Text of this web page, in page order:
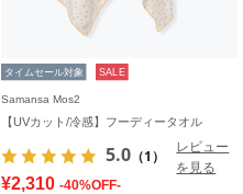
タイムセール対象 SALE
Samansa Mos2
【UVカット/冷感】フーディータオル
5.0 （1）
レビュー
を見る
¥2,310 -40%OFF-